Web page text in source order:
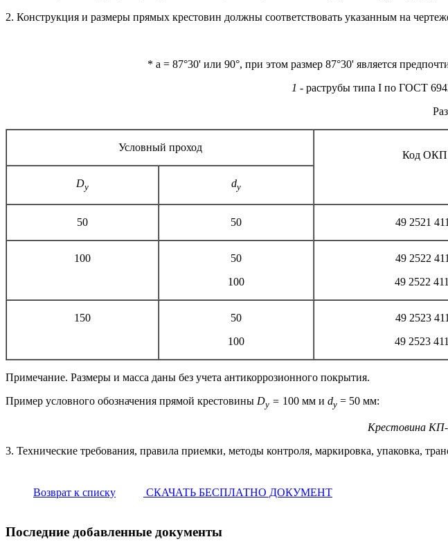
2. Конструкция и размеры прямых крестовин должны соответст­вовать указанным на
* a = 87°30' или 90°, при этом размер 87°30' является
1 - раструбы типа I по ГОСТ
Условный проход
Код ОКП
Dy dу
50 50 49 2521
100
50
100
49 2522
49 2522
150
50
100
49 2523
49 2523
Примечание. Размеры и масса даны без учета антикоррозионного покрытия.
Пример условного обозначения прямой крестовины Dy = 100 мм и dy = 50 мм:
Крестовина
3. Технические требования, правила приемки, методы контроля, маркировка, упаковка,
Возврат к списку СКАЧАТЬ БЕСПЛАТНО ДОКУМЕНТ
Последние добавленные документы